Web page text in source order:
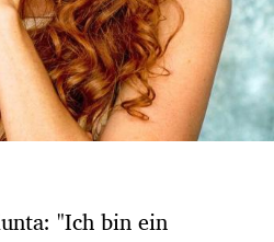
"Ich bin ein